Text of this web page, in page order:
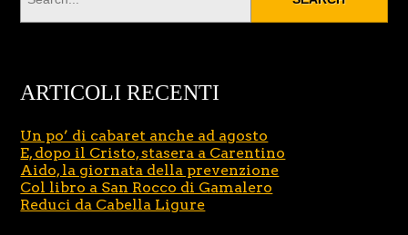
ARTICOLI RECENTI
Un po’ di cabaret anche ad agosto
E, dopo il Cristo, stasera a Carentino
Aido, la giornata della prevenzione
Col libro a San Rocco di Gamalero
Reduci da Cabella Ligure